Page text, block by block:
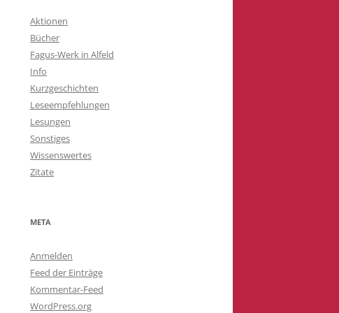
Aktionen
Bücher
Fagus-Werk in Alfeld
Info
Kurzgeschichten
Leseempfehlungen
Lesungen
Sonstiges
Wissenswertes
Zitate
META
Anmelden
Feed der Einträge
Kommentar-Feed
WordPress.org